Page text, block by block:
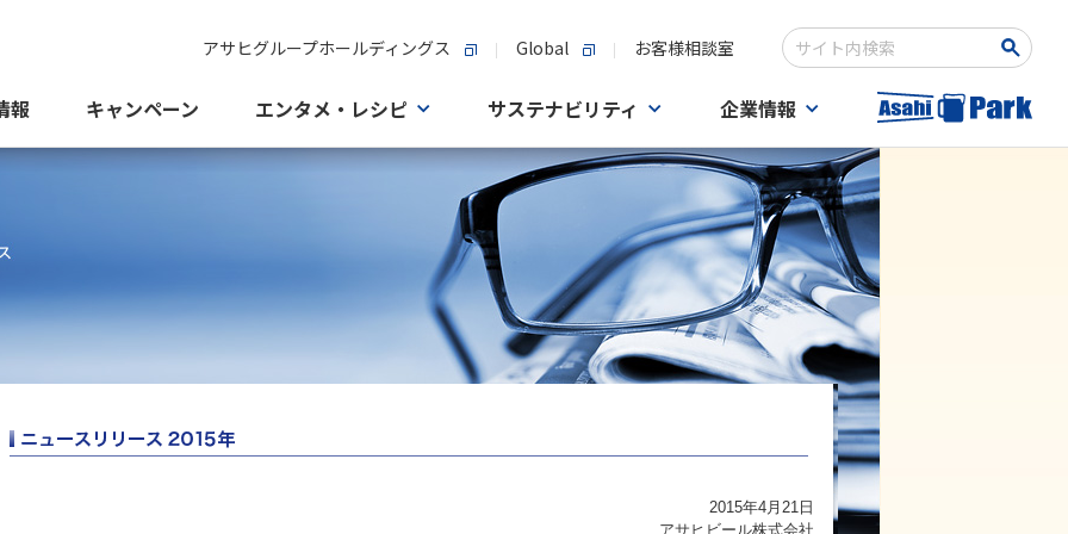
アサヒグループホールディングス Global お客様相談室 検索キーワード入力
報 キャンペーン エンタメ・レシピ サステナビリティ 企業情報
2015年4月21日
アサヒビール株式会社